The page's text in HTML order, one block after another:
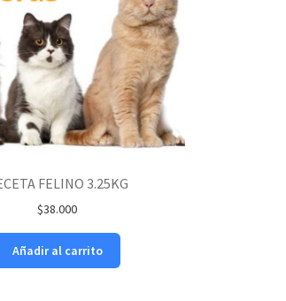
FELINO 3.25KG
$38.000
Añadir al carrito